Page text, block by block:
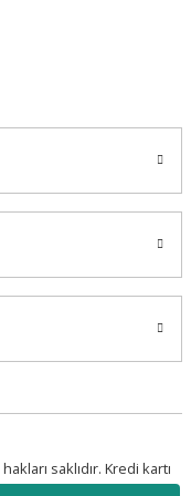
saklıdır. Kredi kartı
korunmaktadır.